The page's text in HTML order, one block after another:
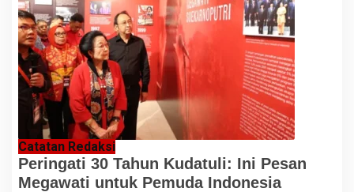
Catatan Redaksi
Peringati 30 Tahun Kudatuli: Ini Pesan
Megawati untuk Pemuda Indonesia